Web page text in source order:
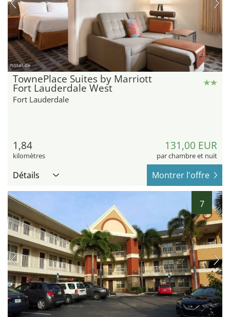
hotel.de
TownePlace Suites by Marriott
Fort Lauderdale West
Fort Lauderdale
1,84
kilomètres
131,00 EUR
par chambre et nuit
Détails Montrer l'offre
7